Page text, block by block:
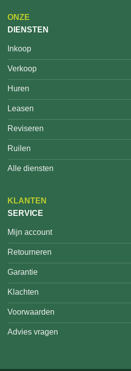
ONZE
DIENSTEN
Inkoop
Verkoop
Huren
Leasen
Reviseren
Ruilen
Alle diensten
KLANTEN
SERVICE
Mijn account
Retourneren
Garantie
Klachten
Voorwaarden
Advies vragen